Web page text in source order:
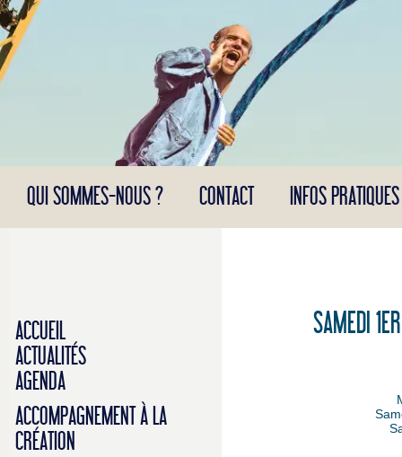
Panneau de gestion des cookies
QUI SOMMES-NOUS ? CONTACT INFOS PRATIQUES
ACCUEIL
ACTUALITÉS
AGENDA
ACCOMPAGNEMENT À LA
CRÉATION
SAMEDI